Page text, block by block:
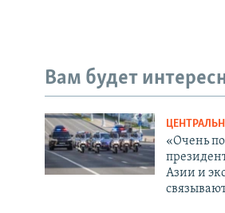
Вам будет
«Очень
Азии и